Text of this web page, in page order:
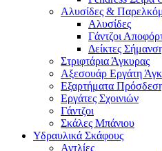
Αλυσίδες &
Αλυσίδες
Γάντζοι
Δείκτες
Στριφτάρια Άγκυρας
Αξεσουάρ Εργάτη
Εξαρτήματα
Εργάτες Σχοινιών
Γάντζοι
Σκάλες Μπάνιου
Υδραυλικά Σκάφους
Αντλίες